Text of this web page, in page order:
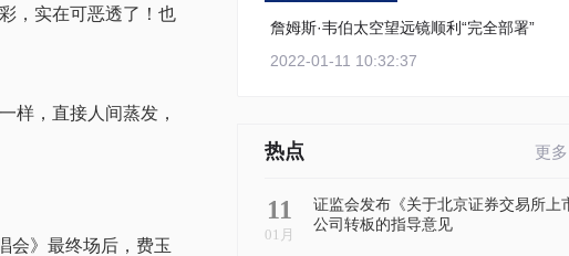
，实在可恶透了！也
样，直接人间蒸发，
会》最终场后，费玉
詹姆斯·韦伯太空望远镜顺利“完全部署”
2022-01-11 10:32:37
热点 更多
11
01月
证监会发布《关于北京证券交易所上
公司转板的指导意见